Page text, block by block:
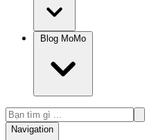
Blog MoMo
Navigation